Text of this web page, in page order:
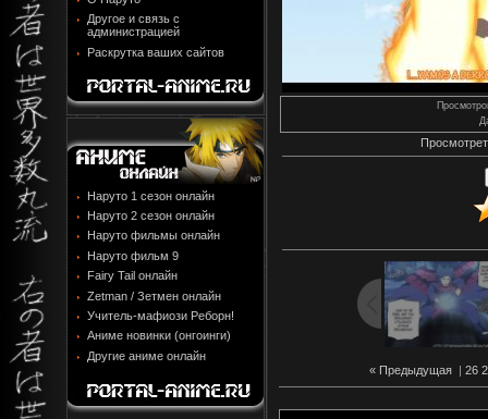
Другое и связь с
администрацией
Раскрутка ваших сайтов
Наруто 1 сезон онлайн
Наруто 2 сезон онлайн
Наруто фильмы онлайн
Наруто фильм 9
Fairy Tail онлайн
Zetman / Зетмен онлайн
Учитель-мафиози Реборн!
Аниме новинки (онгоинги)
Другие аниме онлайн
« Предыдущая |26